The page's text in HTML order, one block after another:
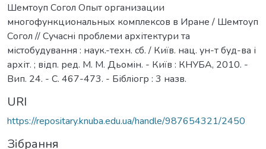
Шемтоуп Согол Опыт организации
многофункциональных комплексов в Иране / Шемтоуп
Согол // Сучасні проблеми архітектури та
містобудування : наук.-техн. сб. / Київ. нац. ун-т буд-ва і
архіт. ; відп. ред. М. М. Дьомін. - Київ : КНУБА, 2010. -
Вип. 24. - С. 467-473. - Бібліогр : 3 назв.
URI
https://repositary.knuba.edu.ua/handle/987654321/2450
Зібрання